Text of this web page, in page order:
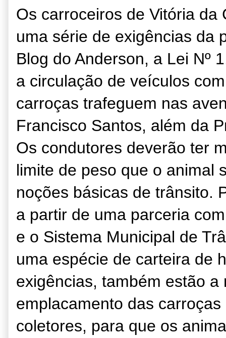
Os carroceiros de Vitória
uma série de exigências da
Blog do Anderson, a Lei Nº
a circulação de veículos
carroças trafeguem nas
Francisco Santos, além da
Os condutores deverão ter
limite de peso que o animal
noções básicas de trânsito.
a partir de uma parceria
e o Sistema Municipal de
uma espécie de carteira de
exigências, também estão a
emplacamento das
coletores, para que os